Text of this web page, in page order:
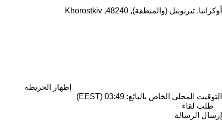
أوكرانيا, تيرنوبيل (والمنطقة), 48240, Khorostkiv
إظهار الخريطة
التوقيت المحلي الخاص بالبائع: 03:49 (EEST)
طلب لقاء
إرسال الرسالة